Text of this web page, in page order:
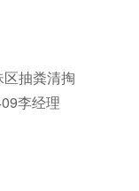
抽粪清掏
李经理